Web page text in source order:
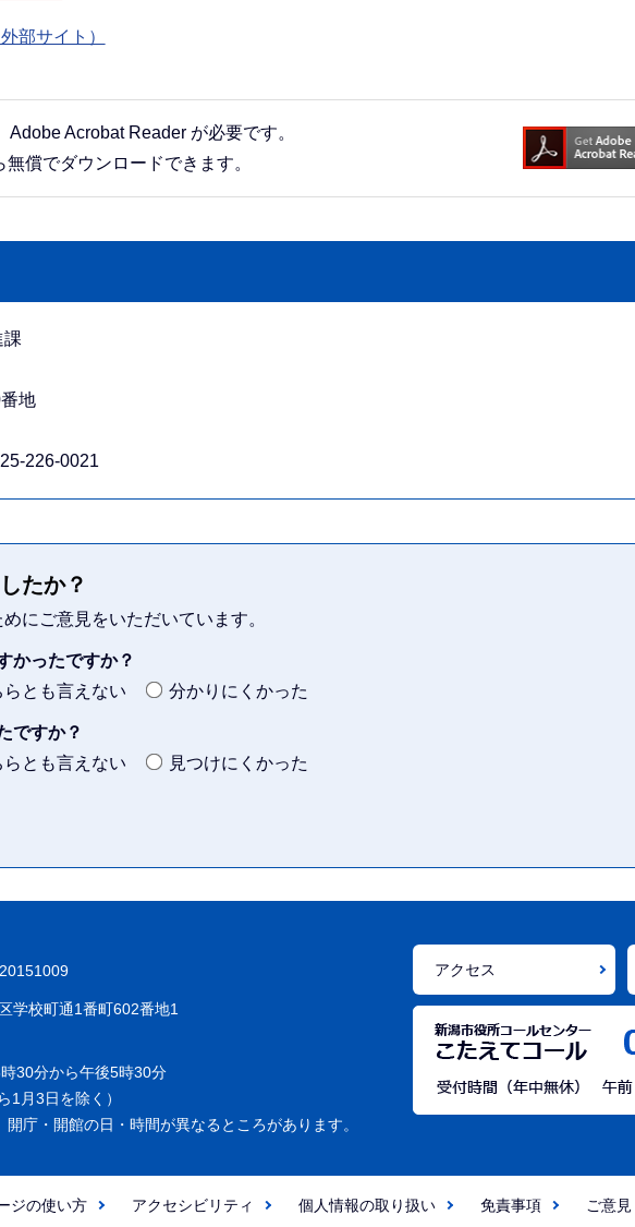
部サイト）
Acrobat Reader が必要です。
償でダウンロードできます。
課
地
226-0021
たか？
にご意見をいただいています。
かったですか？
らとも言えない 分かりにくかった
ですか？
らとも言えない 見つけにくかった
学校町通1番町602番地1
30分から午後5時30分
1月3日を除く）
庁・開館の日・時間が異なるところがあります。
アクセス
ジの使い方 アクセシビリティ 個人情報の取り扱い 免責事項 ご意